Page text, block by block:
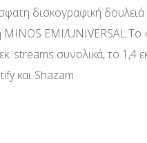
δισκογραφική
MINOS EMI/
streams συνολικά, το 1,4
και Shazam.